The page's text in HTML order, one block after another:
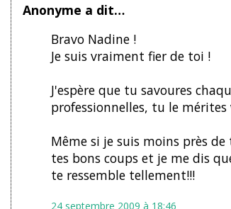
Anonyme a dit…
Bravo Nadine !
Je suis vraiment fier de toi !
J'espère que tu savoures
professionnelles, tu le
Même si je suis moins près
tes bons coups et je me dis
te ressemble tellement!!!
24 septembre 2009 à 18:46